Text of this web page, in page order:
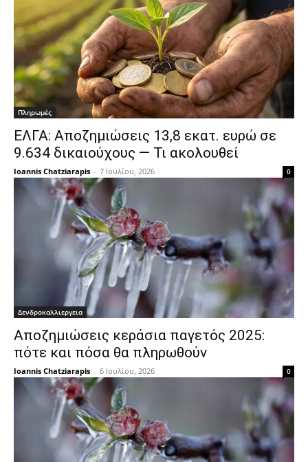
Πληρωμές
ΕΛΓΑ: Αποζημιώσεις 13,8 εκατ. ευρώ σε
9.634 δικαιούχους — Τι ακολουθεί
Ioannis Chatziarapis - 7 Ιουλίου, 2026 0
Δενδροκαλλιεργεια
Αποζημιώσεις κεράσια παγετός 2025:
πότε και πόσα θα πληρωθούν
Ioannis Chatziarapis - 6 Ιουλίου, 2026 0